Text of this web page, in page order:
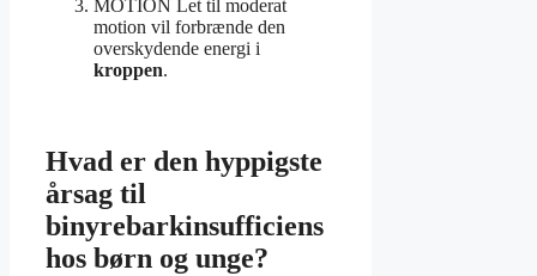
MOTION Let til moderat
motion vil forbrænde den
overskydende energi i
kroppen.
Hvad er den hyppigste
årsag til
binyrebarkinsufficiens
hos børn og unge?